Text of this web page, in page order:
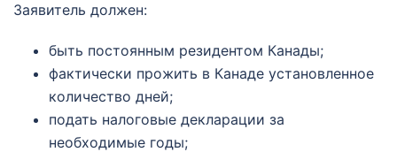
Заявитель должен:
быть постоянным резидентом Канады;
фактически прожить в Канаде установленное
количество дней;
подать налоговые декларации за
необходимые годы;